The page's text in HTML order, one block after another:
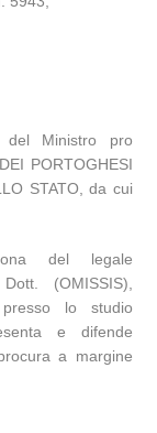
del Ministro pro
PORTOGHESI
STATO, da cui
del legale
(OMISSIS),
presso lo studio
e difende
a margine